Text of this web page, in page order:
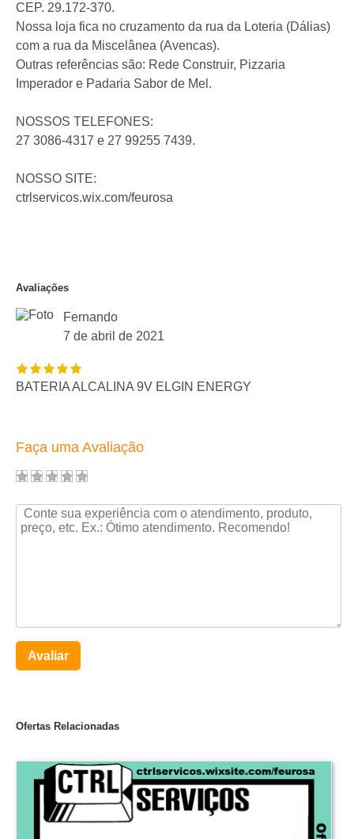
CEP. 29.172-370.
Nossa loja fica no cruzamento da rua da Loteria (Dálias)
com a rua da Miscelânea (Avencas).
Outras referências são: Rede Construir, Pizzaria
Imperador e Padaria Sabor de Mel.
NOSSOS TELEFONES:
27 3086-4317 e 27 99255 7439.
NOSSO SITE:
ctrlservicos.wix.com/feurosa
Avaliações
Fernando
7 de abril de 2021
BATERIA ALCALINA 9V ELGIN ENERGY
Faça uma Avaliação
Avaliar
Ofertas Relacionadas